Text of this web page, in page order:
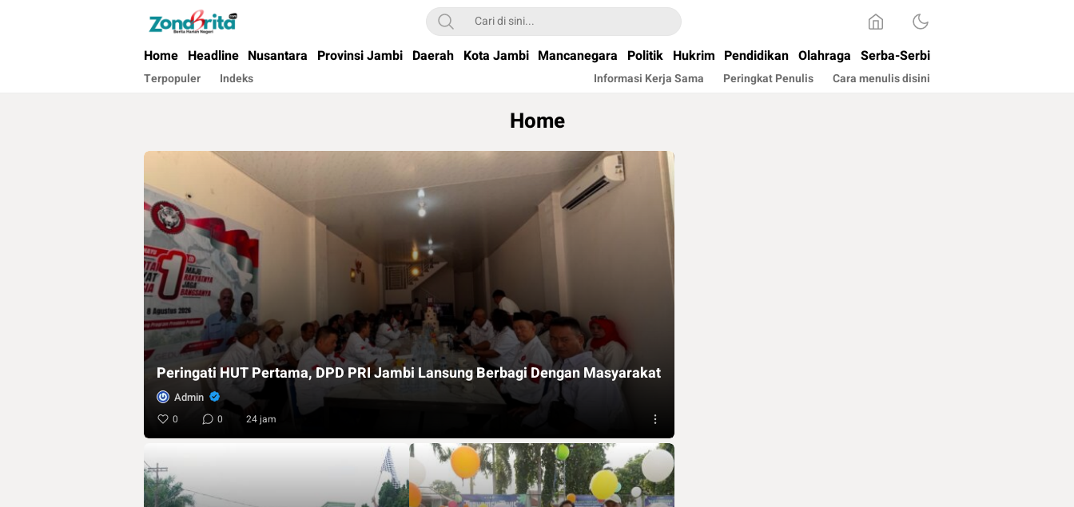
Berita Harian Negeri
Home Headline Nusantara Provinsi Jambi Daerah Kota Jambi Mancanegara Politik Hukrim Pendidikan Olahraga Serba-Serbi
Terpopuler Indeks Informasi Kerja Sama Peringkat Penulis Cara menulis disini
Home
Peringati HUT Pertama, DPD PRI Jambi Lansung Berbagi Dengan Masyarakat
Admin
0 0 24 jam